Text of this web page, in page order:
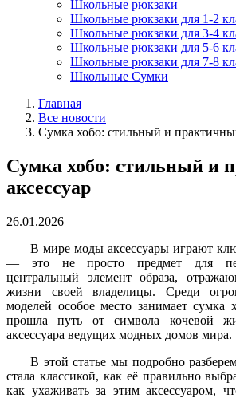
Школьные рюкзаки
Школьные рюкзаки для 1-2
Школьные рюкзаки для 3-4
Школьные рюкзаки для 5-6
Школьные рюкзаки для 7-8
Школьные Сумки
Главная
Все новости
Сумка хобо: стильный и
Сумка хобо: стильный и
аксессуар
26.01.2026
В мире моды аксессуары играют
— это не просто предмет для
центральный элемент образа,
жизни своей владелицы. Среди
моделей особое место занимает сумка
прошла путь от символа кочевой
аксессуара ведущих модных домов мира.
В этой статье мы подробно
стала классикой, как её правильно
как ухаживать за этим аксессуаром,